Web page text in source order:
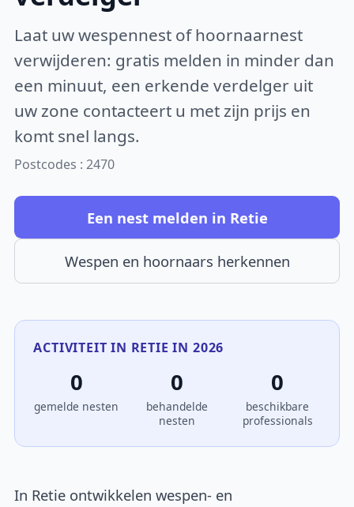
Laat uw wespennest of hoornaarnest
verwijderen: gratis melden in minder dan
een minuut, een erkende verdelger uit
uw zone contacteert u met zijn prijs en
komt snel langs.
Postcodes : 2470
Een nest melden in Retie
Wespen en hoornaars herkennen
ACTIVITEIT IN RETIE IN 2026
0
gemelde nesten
0
behandelde
nesten
0
beschikbare
professionals
In Retie ontwikkelen wespen- en